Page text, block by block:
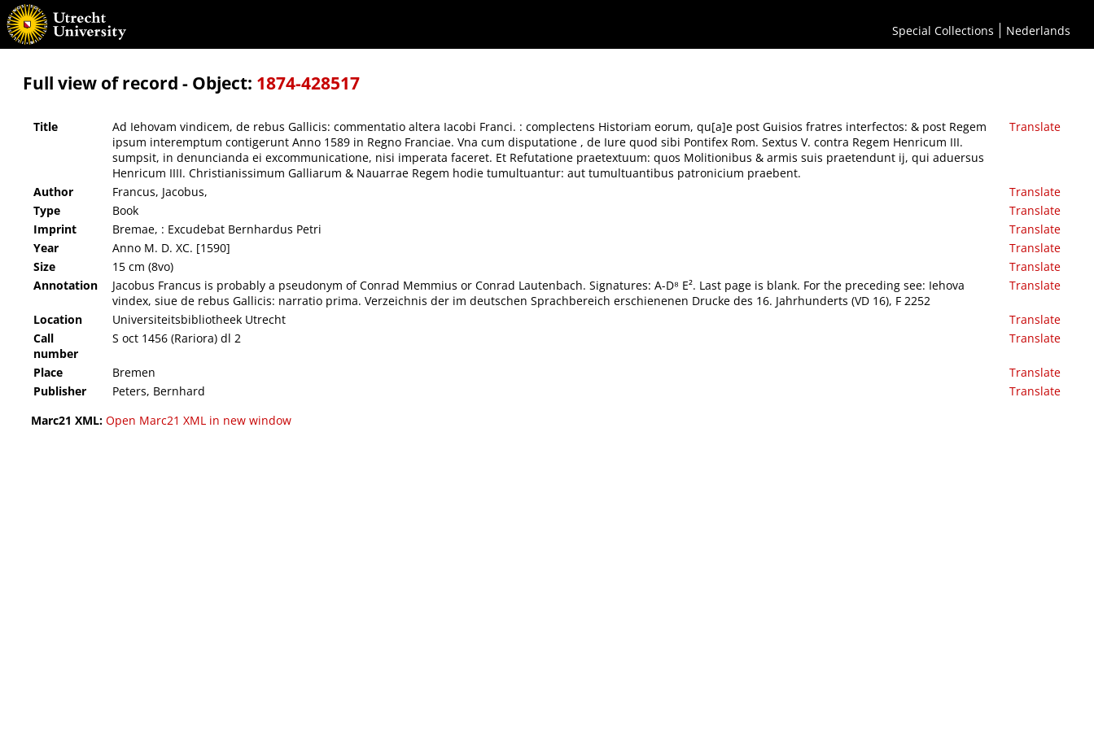
Special Collections Nederlands
Ad Iehovam vindicem, de rebus Gallicis: commentatio altera Iacobi Franci. : complectens Historiam eorum, qu[a]e post Guisios fratres interfectos: & post Regem ipsum interemptum contigerunt Anno 1589 in Regno Franciae. Vna cum disputatione , de Iure quod sibi
Pontifex Rom. Sextus V. contra Regem Henricum III. sumpsit, in denuncianda ei excommunicatione, nisi imperata faceret. Et Refutatione praetextuum: quos Molitionibus & armis suis praetendunt ij, qui aduersus Henricum IIII. Christianissimum Galliarum &
Nauarrae Regem hodie tumultuantur: aut tumultuantibus patronicium praebent.
Full view of record - Object: 1874-428517
Title
Ad Iehovam vindicem, de rebus Gallicis: commentatio altera Iacobi Franci. : complectens Historiam eorum, qu[a]e post Guisios fratres interfectos: & post Regem
ipsum interemptum contigerunt Anno 1589 in Regno Franciae. Vna cum disputatione , de Iure quod sibi Pontifex Rom. Sextus V. contra Regem Henricum III.
sumpsit, in denuncianda ei excommunicatione, nisi imperata faceret. Et Refutatione praetextuum: quos Molitionibus & armis suis praetendunt ij, qui aduersus
Henricum IIII. Christianissimum Galliarum & Nauarrae Regem hodie tumultuantur: aut tumultuantibus patronicium praebent.
Translate
Author Francus, Jacobus,
Translate
Type
Book
Translate
Imprint
Bremae, : Excudebat Bernhardus Petri
Translate
Year
Anno M. D. XC. [1590]
Translate
Size
15 cm (8vo)
Translate
Annotation
Jacobus Francus is probably a pseudonym of Conrad Memmius or Conrad Lautenbach. Signatures: A-D⁸ E². Last page is blank. For the preceding see: Iehova
vindex, siue de rebus Gallicis: narratio prima. Verzeichnis der im deutschen Sprachbereich erschienenen Drucke des 16. Jahrhunderts (VD 16), F 2252
Translate
Location Universiteitsbibliotheek Utrecht
Translate
Call
number
S oct 1456 (Rariora) dl 2 Translate
Place Bremen
Translate
Publisher
Peters, Bernhard
Translate
Marc21 XML: Open Marc21 XML in new window